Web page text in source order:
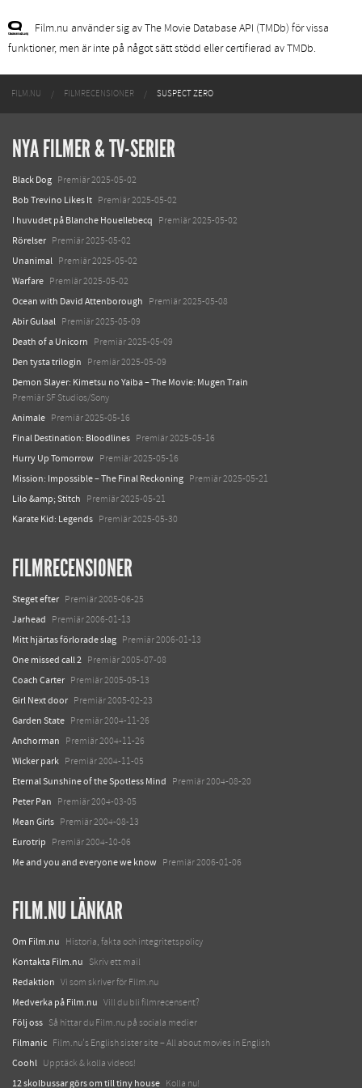
Film.nu använder sig av The Movie Database API (TMDb) för vissa
funktioner, men är inte på något sätt stödd eller certifierad av TMDb.
FILM.NU FILMRECENSIONER SUSPECT ZERO
NYA FILMER & TV-SERIER
Black Dog Premiär 2025-05-02
Bob Trevino Likes It Premiär 2025-05-02
I huvudet på Blanche Houellebecq Premiär 2025-05-02
Rörelser Premiär 2025-05-02
Unanimal Premiär 2025-05-02
Warfare Premiär 2025-05-02
Ocean with David Attenborough Premiär 2025-05-08
Abir Gulaal Premiär 2025-05-09
Death of a Unicorn Premiär 2025-05-09
Den tysta trilogin Premiär 2025-05-09
Demon Slayer: Kimetsu no Yaiba – The Movie: Mugen Train
Premiär SF Studios/Sony
Animale Premiär 2025-05-16
Final Destination: Bloodlines Premiär 2025-05-16
Hurry Up Tomorrow Premiär 2025-05-16
Mission: Impossible – The Final Reckoning Premiär 2025-05-21
Lilo &amp; Stitch Premiär 2025-05-21
Karate Kid: Legends Premiär 2025-05-30
FILMRECENSIONER
Steget efter Premiär 2005-06-25
Jarhead Premiär 2006-01-13
Mitt hjärtas förlorade slag Premiär 2006-01-13
One missed call 2 Premiär 2005-07-08
Coach Carter Premiär 2005-05-13
Girl Next door Premiär 2005-02-23
Garden State Premiär 2004-11-26
Anchorman Premiär 2004-11-26
Wicker park Premiär 2004-11-05
Eternal Sunshine of the Spotless Mind Premiär 2004-08-20
Peter Pan Premiär 2004-03-05
Mean Girls Premiär 2004-08-13
Eurotrip Premiär 2004-10-06
Me and you and everyone we know Premiär 2006-01-06
FILM.NU LÄNKAR
Om Film.nu Historia, fakta och integritetspolicy
Kontakta Film.nu Skriv ett mail
Redaktion Vi som skriver för Film.nu
Medverka på Film.nu Vill du bli filmrecensent?
Följ oss Så hittar du Film.nu på sociala medier
Filmanic Film.nu's English sister site – All about movies in English
Coohl Upptäck & kolla videos!
12 skolbussar görs om till tiny house Kolla nu!